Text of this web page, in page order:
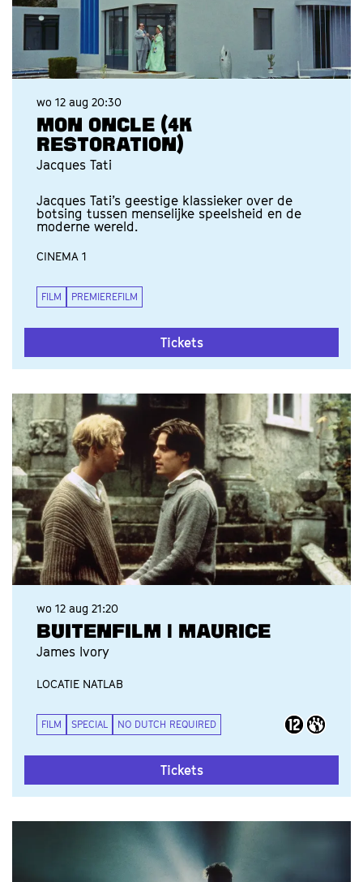
MON ONCLE (4K
RESTORATION)
Jacques Tati
wo 12 aug 20:30
Jacques Tati’s geestige klassieker over de
botsing tussen menselijke speelsheid en de
moderne wereld.
CINEMA 1
FILM PREMIEREFILM
Tickets
BUITENFILM | MAURICE
James Ivory
wo 12 aug 21:20
LOCATIE NATLAB
FILM SPECIAL NO DUTCH REQUIRED
Tickets